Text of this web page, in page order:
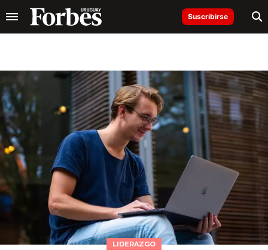
Suscribirse
LIDERAZGO